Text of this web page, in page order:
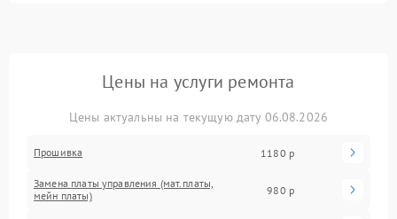
Цены на услуги ремонта
Цены актуальны на текущую дату 06.08.2026
Прошивка 1180 р
Замена платы управления (мат.платы,
мейн платы)
980 р